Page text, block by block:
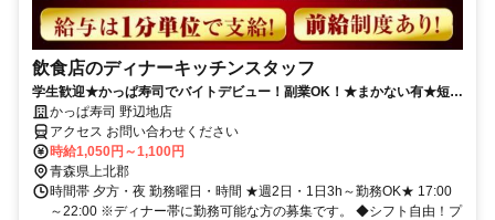
飲食店のディナーキッチンスタッフ
学生歓迎★かっぱ寿司でバイトデビュー！副業OK！★まかない有★短時
間OK★履歴書不要
かっぱ寿司 野辺地店
アクセス お問い合わせください
時給1,050円～1,100円
青森県上北郡
時間帯 夕方・夜 勤務曜日・時間 ★週2日・1日3h～勤務OK★ 17:00
～22:00 ※ディナー帯に勤務可能な方の募集です。 ◆シフト自由！プ